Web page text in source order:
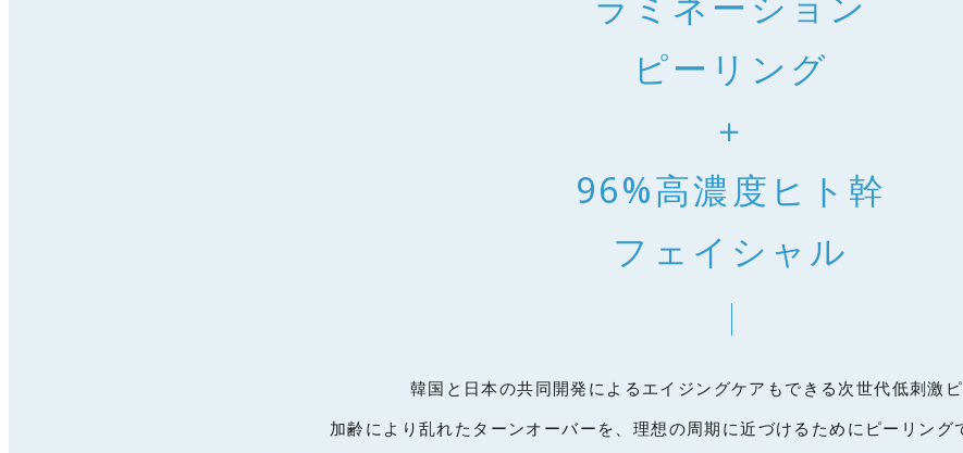
ピーリング
＋
96%高濃度ヒト幹
フェイシャル
韓国と日本の共同開発によるエイジングケアもできる次世代低刺激ピ
加齢により乱れたターンオーバーを、理想の周期に近づけるためにピーリング